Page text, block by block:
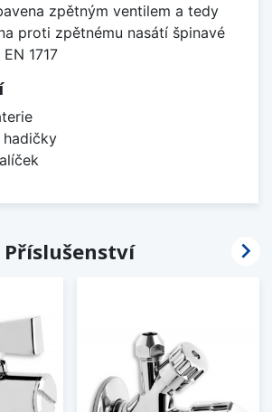
zpětným ventilem a tedy
proti zpětnému nasátí špinavé
1717
Příslušenství 